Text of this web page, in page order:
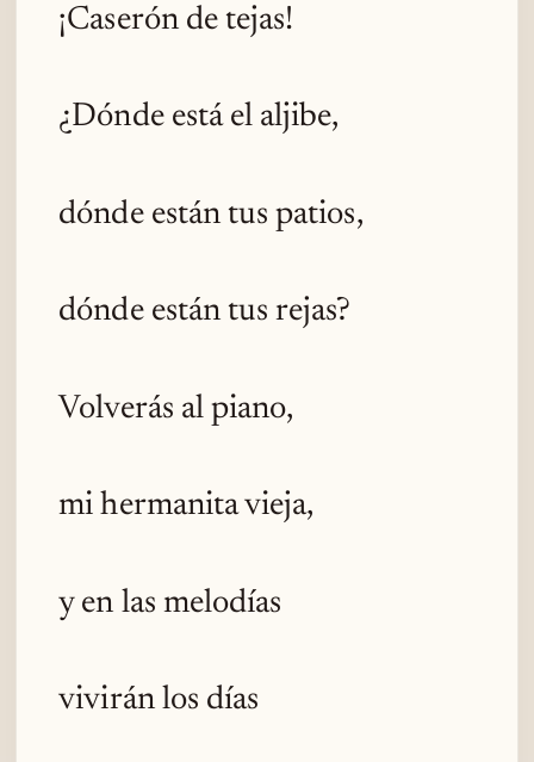
¡Caserón de tejas!
¿Dónde está el aljibe,
dónde están tus patios,
dónde están tus rejas?
Volverás al piano,
mi hermanita vieja,
y en las melodías
vivirán los días